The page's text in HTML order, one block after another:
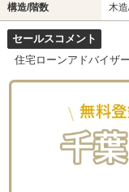
構造/階数 木
セールスコメント
住宅ローンアドバイザ